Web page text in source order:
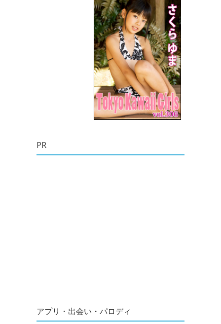
PR
アプリ・出会い・パロディ